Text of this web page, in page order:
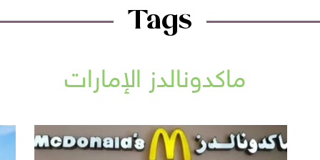
Tags
ماكدونالدز الإمارات